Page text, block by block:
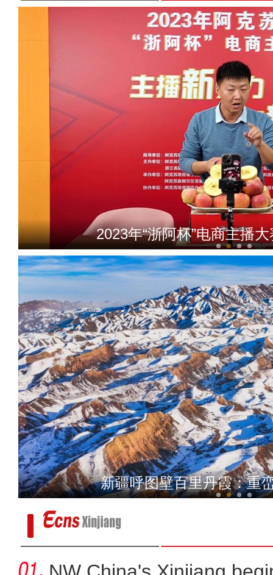
2023年“浙阿杯”电商主播
新疆柯坪县发展设施农
新疆呼图壁百里丹霞：重